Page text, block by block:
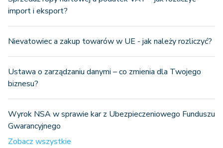
import i eksport?
Nievatowiec a zakup towarów w UE - jak należy rozliczyć?
Ustawa o zarządzaniu danymi – co zmienia dla Twojego
biznesu?
Wyrok NSA w sprawie kar z Ubezpieczeniowego Funduszu
Gwarancyjnego
Zobacz wszystkie